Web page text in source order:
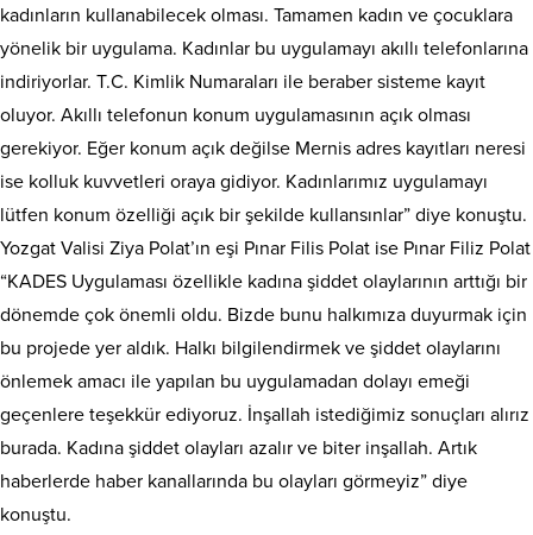
kadınların kullanabilecek olması. Tamamen kadın ve çocuklara
yönelik bir uygulama. Kadınlar bu uygulamayı akıllı telefonlarına
indiriyorlar. T.C. Kimlik Numaraları ile beraber sisteme kayıt
oluyor. Akıllı telefonun konum uygulamasının açık olması
gerekiyor. Eğer konum açık değilse Mernis adres kayıtları neresi
ise kolluk kuvvetleri oraya gidiyor. Kadınlarımız uygulamayı
lütfen konum özelliği açık bir şekilde kullansınlar” diye konuştu.
Yozgat Valisi Ziya Polat’ın eşi Pınar Filis Polat ise Pınar Filiz Polat
“KADES Uygulaması özellikle kadına şiddet olaylarının arttığı bir
dönemde çok önemli oldu. Bizde bunu halkımıza duyurmak için
bu projede yer aldık. Halkı bilgilendirmek ve şiddet olaylarını
önlemek amacı ile yapılan bu uygulamadan dolayı emeği
geçenlere teşekkür ediyoruz. İnşallah istediğimiz sonuçları alırız
burada. Kadına şiddet olayları azalır ve biter inşallah. Artık
haberlerde haber kanallarında bu olayları görmeyiz” diye
konuştu.